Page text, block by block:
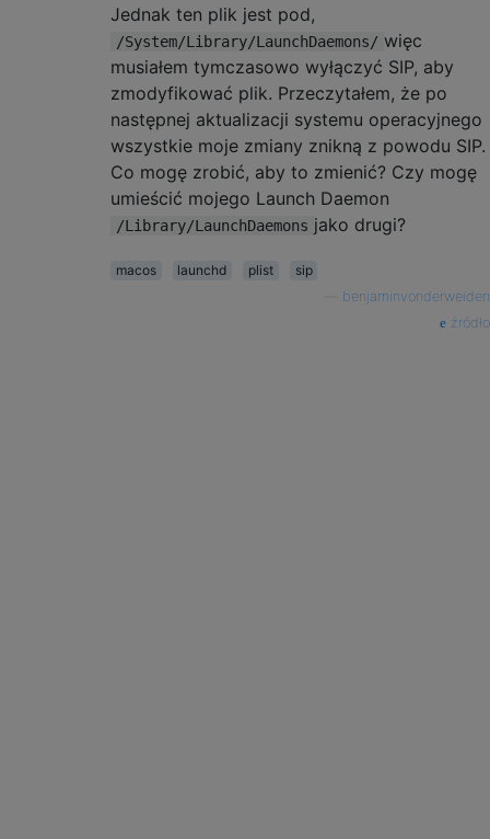
Jednak ten plik jest pod,
/System/Library/LaunchDaemons/ więc
musiałem tymczasowo wyłączyć SIP, aby
zmodyfikować plik. Przeczytałem, że po
następnej aktualizacji systemu operacyjnego
wszystkie moje zmiany znikną z powodu SIP.
Co mogę zrobić, aby to zmienić? Czy mogę
umieścić mojego Launch Daemon
/Library/LaunchDaemons jako drugi?
macos launchd plist
sip
benjaminvonderweiden
źródło